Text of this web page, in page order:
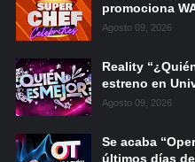
promociona
Agosto 09, 2026
Reality
estreno en
Agosto 09, 2026
Se acaba
últimos días